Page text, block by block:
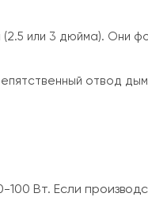
или 3 дюйма). Они
отвод
Вт. Если